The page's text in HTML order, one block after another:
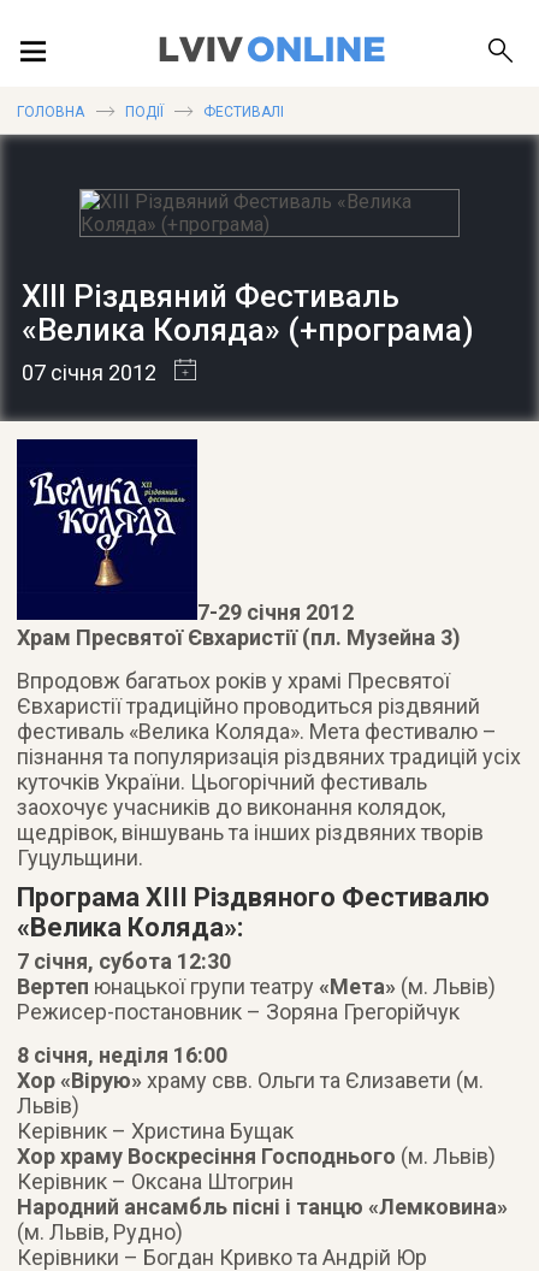
ПУБЛІКАЦІЇ
ДОВІДКА
ГОЛОВНА ПОДІЇ ФЕСТИВАЛІ
XIII Різдвяний Фестиваль
«Велика Коляда» (+програма)
07 січня 2012
7-29 січня 2012
Храм Пресвятої Євхаристії (пл. Музейна 3)
Впродовж багатьох років у храмі Пресвятої
Євхаристії традиційно проводиться різдвяний
фестиваль «Велика Коляда». Мета фестивалю –
пізнання та популяризація різдвяних традицій усіх
куточків України. Цьогорічний фестиваль
заохочує учасників до виконання колядок,
щедрівок, віншувань та інших різдвяних творів
Гуцульщини.
Програма XIII Різдвяного Фестивалю
«Велика Коляда»:
7 січня, субота 12:30
Вертеп юнацької групи театру«Мета» (м. Львів)
Режисер-постановник – Зоряна Грегорійчук
8 січня, неділя 16:00
Хор «Вірую»храму свв. Ольги та Єлизавети (м.
Львів)
Керівник – Христина Бущак
Хор храму Воскресіння Господнього (м. Львів)
Керівник – Оксана Штогрин
Народний ансамбль пісні і танцю «Лемковина»
(м. Львів, Рудно)
Керівники – Богдан Кривко та Андрій Юр